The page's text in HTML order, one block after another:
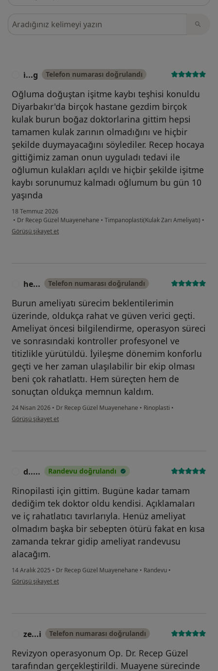
Görüşler içerisinde ara
i̇...g Telefon numarası doğrulandı
Oğluma doğuştan işitme kaybı teşhisi konuldu
Diyarbakır'da birçok hastane gezdim birçok
kulak burun boğaz doktorlarina gittim hepsi
tamamen kulak zarının olmadığını ve hiçbir
şekilde duymayacağını söylediler. Recep hocaya
gittiğimiz zaman onun uyguladı tedavi ile
oğlumun kulakları açıldı ve hiçbir şekilde işitme
kaybı sorunumuz kalmadı oğlumum bu gün 10
yaşında
18 Temmuz 2026
• Dr Recep Güzel Muayenehane • Timpanoplasti(Kulak Zarı Ameliyatı) •
kullanıcının görüşüne göre i̇...g
Görüşü şikayet et
he... Telefon numarası doğrulandı
Burun ameliyatı sürecim beklentilerimin
üzerinde, oldukça rahat ve güven verici geçti.
Ameliyat öncesi bilgilendirme, operasyon süreci
ve sonrasındaki kontroller profesyonel ve
titizlikle yürütüldü. İyileşme dönemim konforlu
geçti ve her zaman ulaşılabilir bir ekip olması
beni çok rahatlattı. Hem süreçten hem de
sonuçtan oldukça memnun kaldım.
24 Nisan 2026 • Dr Recep Güzel Muayenehane • Rinoplasti •
kullanıcının görüşüne göre he...
Görüşü şikayet et
d..... Randevu doğrulandı
Rinopilasti için gittim. Bugüne kadar tamam
dediğim tek doktor oldu kendisi. Açıklamaları
ve iç rahatlatıcı tavırlarıyla. Henüz ameliyat
olmadım başka bir sebepten ötürü fakat en kısa
zamanda tekrar gidip ameliyat randevusu
alacağım.
14 Aralık 2025 • Dr Recep Güzel Muayenehane • Randevu •
kullanıcının görüşüne göre d.....
Görüşü şikayet et
ze...i Telefon numarası doğrulandı
Revizyon operasyonum Op. Dr. Recep Güzel
tarafından gerçekleştirildi. Muayene sürecinde